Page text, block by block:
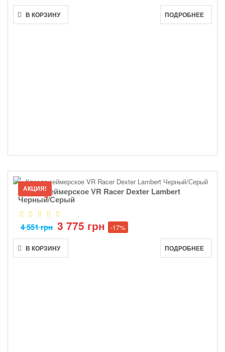
В КОРЗИНУ ПОДРОБНЕЕ
АКЦИЯ!
Кресло геймерское VR Racer Dexter Lambert
Черный/Серый
4 551 грн 3 775 грн -17%
В КОРЗИНУ ПОДРОБНЕЕ